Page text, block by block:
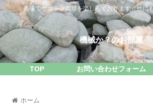
趣味でサボテン栽培を楽しんでおります☆他に
機械か？のお部屋
TOP お問い合わせフォーム
ホーム